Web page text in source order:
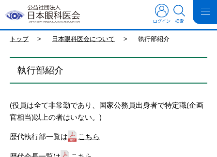
ログイン 検索
トップ > 日本眼科医会について > 執行部紹介
執行部紹介
(役員は全て非常勤であり、国家公務員出身者で特定職(企画
官相当)以上の者はいない。)
歴代執行部一覧は こちら